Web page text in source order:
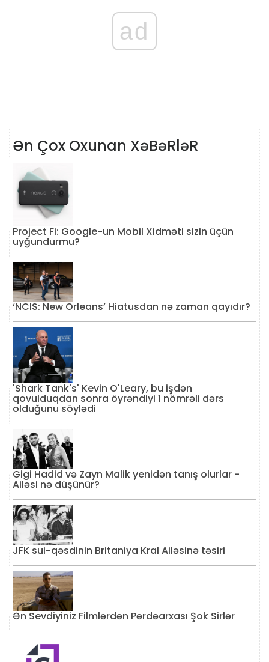
ad
Ən Çox Oxunan XəBəRləR
Project Fi: Google-un Mobil Xidməti sizin üçün
uyğundurmu?
‘NCIS: New Orleans’ Hiatusdan nə zaman qayıdır?
'Shark Tank's' Kevin O'Leary, bu işdən
qovulduqdan sonra öyrəndiyi 1 nömrəli dərs
olduğunu söylədi
Gigi Hadid və Zayn Malik yenidən tanış olurlar -
Ailəsi nə düşünür?
JFK sui-qəsdinin Britaniya Kral Ailəsinə təsiri
Ən Sevdiyiniz Filmlərdən Pərdəarxası Şok Sirlər